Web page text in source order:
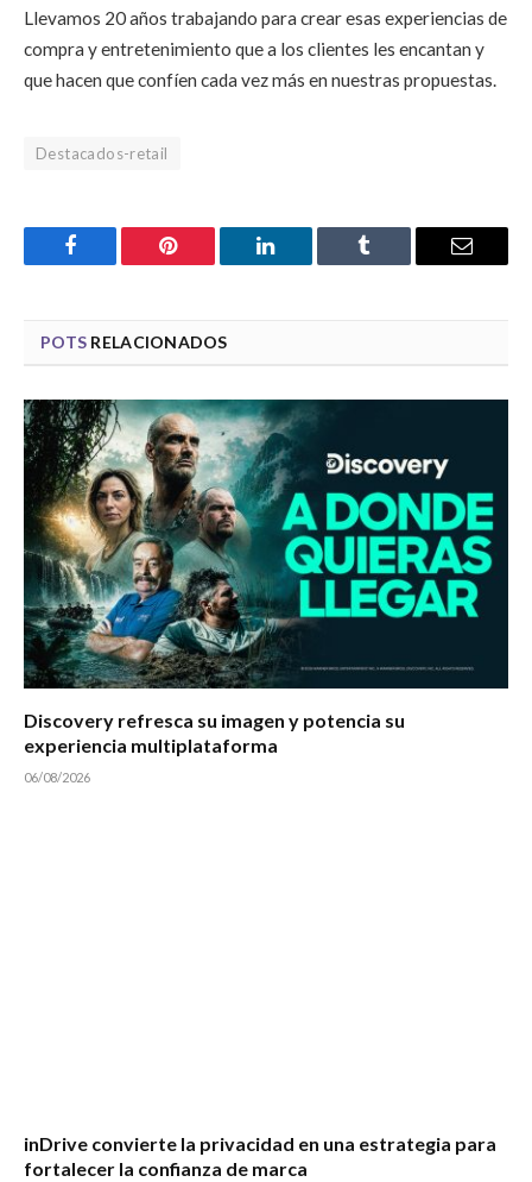
Llevamos 20 años trabajando para crear esas experiencias de
compra y entretenimiento que a los clientes les encantan y
que hacen que confíen cada vez más en nuestras propuestas.
Destacados-retail
Facebook Pinterest LinkedIn Tumblr Email
POTS RELACIONADOS
Discovery refresca su imagen y potencia su
experiencia multiplataforma
06/08/2026
inDrive convierte la privacidad en una estrategia para
fortalecer la confianza de marca